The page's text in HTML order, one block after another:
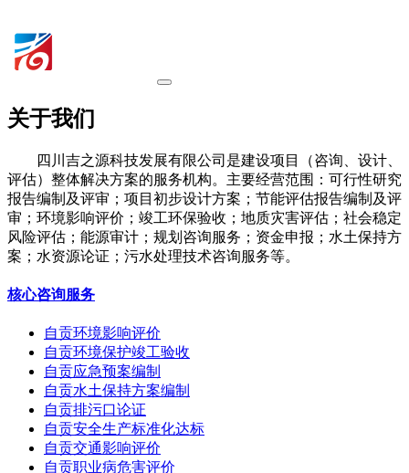
关于我们
四川吉之源科技发展有限公司是建设项目（咨询、设计、
评估）整体解决方案的服务机构。主要经营范围：可行性研究
报告编制及评审；项目初步设计方案；节能评估报告编制及评
审；环境影响评价；竣工环保验收；地质灾害评估；社会稳定
风险评估；能源审计；规划咨询服务；资金申报；水土保持方
案；水资源论证；污水处理技术咨询服务等。
核心咨询服务
自贡环境影响评价
自贡环境保护竣工验收
自贡应急预案编制
自贡水土保持方案编制
自贡排污口论证
自贡安全生产标准化达标
自贡交通影响评价
自贡职业病危害评价